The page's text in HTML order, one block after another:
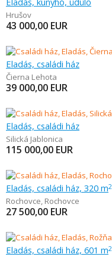
Hrušov
43 000,00 EUR
Eladás, családi ház
Čierna Lehota
39 000,00 EUR
Eladás, családi ház
Silická Jablonica
115 000,00 EUR
Eladás, családi ház, 320 m2
Rochovce, Rochovce
27 500,00 EUR
Eladás, családi ház, 601 m2